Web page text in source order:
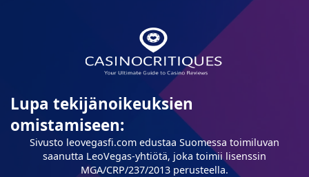
Lupa tekijänoikeuksien
omistamiseen:
Sivusto leovegasfi.com edustaa Suomessa toimiluvan
saanutta LeoVegas-yhtiötä, joka toimii lisenssin
MGA/CRP/237/2013 perusteella.